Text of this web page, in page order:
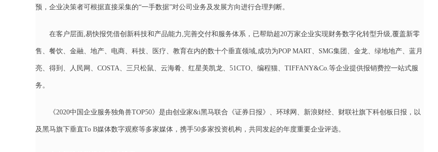
预，企业决策者可根据直接采集的“一手数据”对公司业务及发展方向进行合理判断。
在客户层面,易快报凭借创新科技和产品能力,完善交付和服务体系，已帮助超20万家企业实现财务数字化转型升级,覆盖新零
售、餐饮、金融、地产、电商、科技、医疗、教育在内的数十个垂直领域,成功为POP MART、SMG集团、金龙、绿地地产、蓝月
亮、得到、人民网、COSTA、三只松鼠、云海肴、红星美凯龙、51CTO、编程猫、TIFFANY&Co.等企业提供报销费控一站式服
务。
《2020中国企业服务独角兽TOP50》是由创业家&i黑马联合《证券日报》、环球网、新浪财经、财联社旗下科创板日报，以
及黑马旗下垂直To B媒体数字观察等多家媒体，携手50多家投资机构，共同发起的年度重要企业评选。